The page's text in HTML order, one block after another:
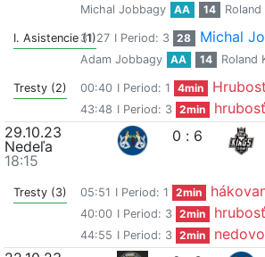
Michal Jobbagy
AA 14 Roland
I. Asistencie (1)31:27 I Period: 3 28 Michal
Adam Jobbagy
AA 14 Roland
Tresty (2) 00:40 I Period: 1 4min
43:48 I Period: 3 2min
hrubosť
29.10.23
Nedeľa
18:15
0 : 6
Tresty (3) 05:51 I Period: 1 2min
40:00 I Period: 3 2min hrubosť
44:55 I Period: 3 2min